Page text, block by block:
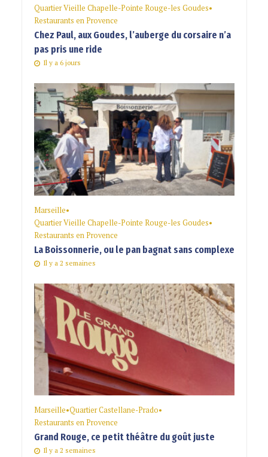
Quartier Vieille Chapelle-Pointe Rouge-les Goudes•
Restaurants en Provence
Chez Paul, aux Goudes, l’auberge du corsaire n’a
pas pris une ride
Il y a 6 jours
Marseille•
Quartier Vieille Chapelle-Pointe Rouge-les Goudes•
Restaurants en Provence
La Boissonnerie, ou le pan bagnat sans complexe
Il y a 2 semaines
Marseille•Quartier Castellane-Prado•
Restaurants en Provence
Grand Rouge, ce petit théâtre du goût juste
Il y a 2 semaines